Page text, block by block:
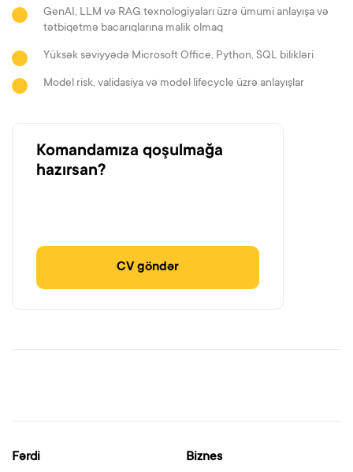
GenAI, LLM və RAG texnologiyaları üzrə ümumi anlayışa və
tətbiqetmə bacarıqlarına malik olmaq
Yüksək səviyyədə Microsoft Office, Python, SQL bilikləri
Model risk, validasiya və model lifecycle üzrə anlayışlar
Komandamıza qoşulmağa
hazırsan?
CV göndər
Fərdi Biznes